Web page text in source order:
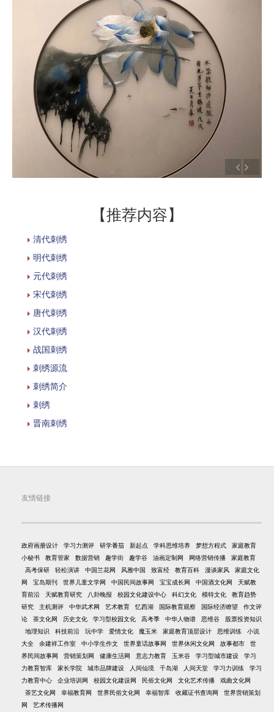
【推荐内容】
清代刺绣
明代刺绣
元代刺绣
宋代刺绣
唐代刺绣
汉代刺绣
战国刺绣
刺绣源流
刺绣简介
刺绣
晋南刺绣
友情链接
政府画册设计 学习力测评 研学番茄 新起点 学科思维培养 梦想方程式
家庭教育
小秘书
教育管家 数据营销 趣学街 趣学谷 油画定制网 网络营销传播
家庭教育
高考保研
轻松演讲 中国兰花网 风雅中国 致富经 教育百科 漫谈家风
家庭文化
网
宝岛期刊 世界儿童文学网 中国民间故事网 宝宝成长网 中国酒文化网
天赋教
育前沿
天赋教育研究 八卦晚报 校园文化建设中心 科幻文化 模特文化
教育趋势
研究
主机测评 中华武术网 艺术教育 忆西湖 国际教育观察 国际经济瞭望
作文评
论
茶文化网 历史文化 学习型校园文化 高考季 中华人物谱 思维谷
股票投资知识
地理知识
科技前沿 玩中学 爱情文化 魔玉米 家庭教育顶层设计 思维训练
小说
大全
余建祥工作室 中小学生作文 世界童话故事网 世界休闲文化网 故事都市
世
界民间故事网
营销策划网 健康生活网 意志力教育 玉米谷 学习型城市建设
学习
力教育智库
家长学院 城市品牌建设 人间仙境 千岛湖 人间天堂 学习力训练
学习
力教育中心
企业培训网 校园文化建设网 民俗文化网 文化艺术传播
戏曲文化网
茶艺文化网
幸福教育网 世界民俗文化网 幸福智库 收藏证书查询网
世界营销策划
网
艺术传播网